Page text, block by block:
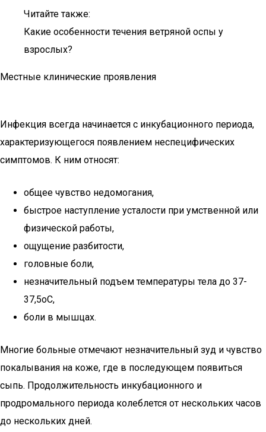
Читайте также:
Какие особенности течения ветряной оспы у
взрослых?
Местные клинические проявления
Инфекция всегда начинается с инкубационного периода,
характеризующегося появлением неспецифических
симптомов. К ним относят:
общее чувство недомогания,
быстрое наступление усталости при умственной или
физической работы,
ощущение разбитости,
головные боли,
незначительный подъем температуры тела до 37-
37,5оС,
боли в мышцах.
Многие больные отмечают незначительный зуд и чувство
покалывания на коже, где в последующем появиться
сыпь. Продолжительность инкубационного и
продромального периода колеблется от нескольких часов
до нескольких дней.